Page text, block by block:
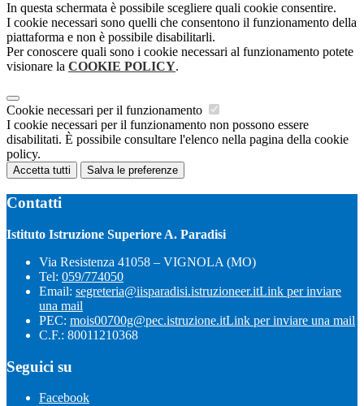
In questa schermata è possibile scegliere quali cookie consentire.
I cookie necessari sono quelli che consentono il funzionamento della
piattaforma e non è possibile disabilitarli.
Per conoscere quali sono i cookie necessari al funzionamento potete
visionare la COOKIE POLICY.
Cookie necessari per il funzionamento
I cookie necessari per il funzionamento non possono essere
disabilitati. È possibile consultare l'elenco nella pagina della cookie
policy.
Accetta tutti Salva le preferenze
Contatti
Istituto Istruzione Superiore A. Paradisi
Via Resistenza 41058 – VIGNOLA (MO)
Tel: 059/774050
Email: segreteria@iisparadisi.istruzioneer.itLink per inviare
una mail
PEC: mois00700g@pec.istruzione.itLink per inviare una mail
C.F.: 80011210368
Seguici su
Facebook